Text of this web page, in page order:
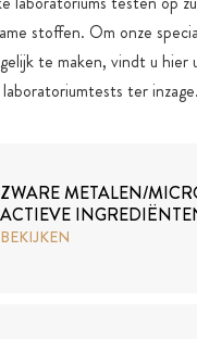
stoffen. Om onze
te maken, vindt u hier
ter inzage.
ZWARE METALEN/
ACTIEVE
BEKIJKEN